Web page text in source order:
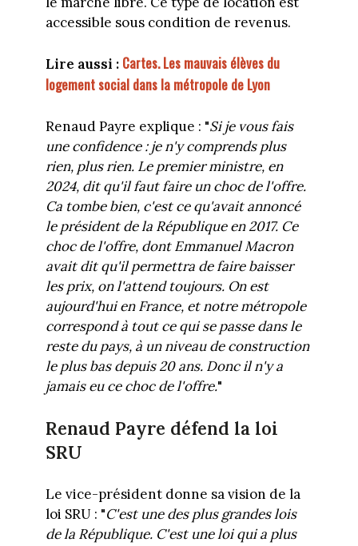
accessible sous condition de revenus.
Lire aussi : Cartes. Les mauvais élèves du
logement social dans la métropole de Lyon
Renaud Payre explique : "Si je vous fais
une confidence : je n'y comprends plus
rien, plus rien. Le premier ministre, en
2024, dit qu'il faut faire un choc de l'offre.
Ca tombe bien, c'est ce qu'avait annoncé
le président de la République en 2017. Ce
choc de l'offre, dont Emmanuel Macron
avait dit qu'il permettra de faire baisser
les prix, on l'attend toujours. On est
aujourd'hui en France, et notre métropole
correspond à tout ce qui se passe dans le
reste du pays, à un niveau de construction
le plus bas depuis 20 ans. Donc il n'y a
jamais eu ce choc de l'offre."
Renaud Payre défend la loi
SRU
Le vice-président donne sa vision de la
loi SRU : "C'est une des plus grandes lois
de la République. C'est une loi qui a plus